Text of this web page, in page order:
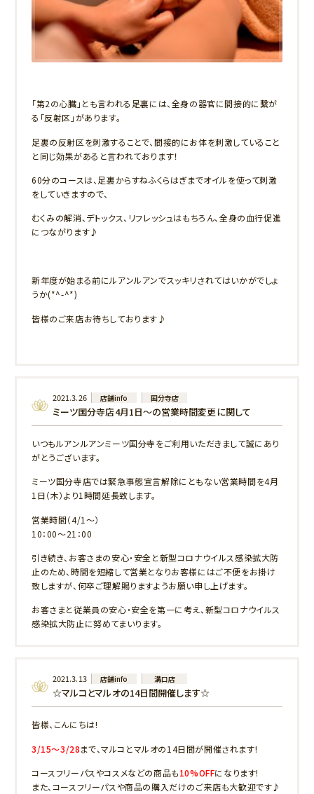
「第2の心臓」とも言われる足裏には、全身の器官に間接的に繋が
る「反射区」があります。
足裏の反射区を刺激することで、間接的にお体を刺激していること
と同じ効果があると言われております！
60分のコースは、足裏からすねふくらはぎまでオイルを使って刺激
をしていきますので、
むくみの解消、デトックス、リフレッシュはもちろん、全身の血行促進
につながります♪
新年度が始まる前にルアンルアンでスッキリされてはいかがでしょ
うか(*^-^*)
皆様のご来店お待ちしております♪
2021.3.26 店舗info 国分寺店
ミーツ国分寺店4月1日～の営業時間変更に関して
いつもルアンルアンミーツ国分寺をご利用いただきまして誠にあり
がとうございます。
ミーツ国分寺店では緊急事態宣言解除にともない営業時間を4月
1日（木）より1時間延長致します。
営業時間（4/1～）
10：00～21：00
引き続き、お客さまの安心・安全と新型コロナウイルス感染拡大防
止のため、時間を短縮して営業となりお客様にはご不便をお掛け
致しますが、何卒ご理解賜りますようお願い申し上げます。
お客さまと従業員の安心・安全を第一に考え、新型コロナウイルス
感染拡大防止に努めてまいります。
2021.3.13 店舗info 溝口店
☆マルコとマルオの14日間開催します☆
皆様、こんにちは!
3/15～3/28まで、マルコとマルオの14日間が開催されます!
コースフリーパスやコスメなどの商品も10%OFFになります!
また、コースフリーパスや商品の購入だけのご来店も大歓迎です♪